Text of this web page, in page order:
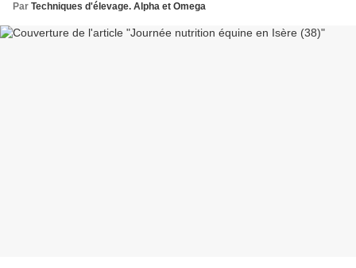
Par Techniques d'élevage. Alpha et Omega